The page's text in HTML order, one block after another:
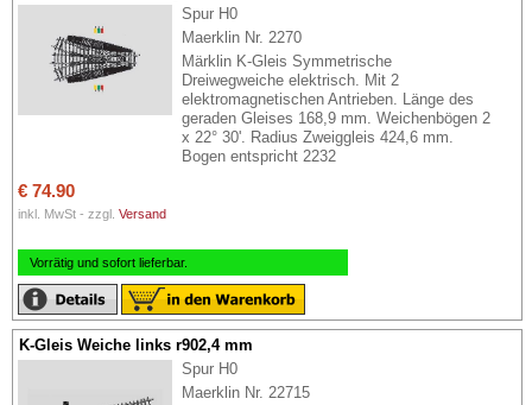
Spur H0
Maerklin Nr. 2270
Märklin K-Gleis Symmetrische
Dreiwegweiche elektrisch. Mit 2
elektromagnetischen Antrieben. Länge des
geraden Gleises 168,9 mm. Weichenbögen 2
x 22° 30'. Radius Zweiggleis 424,6 mm.
Bogen entspricht 2232
€ 74.90
inkl. MwSt - zzgl. Versand
Vorrätig und sofort lieferbar.
K-Gleis Weiche links r902,4 mm
Spur H0
Maerklin Nr. 22715